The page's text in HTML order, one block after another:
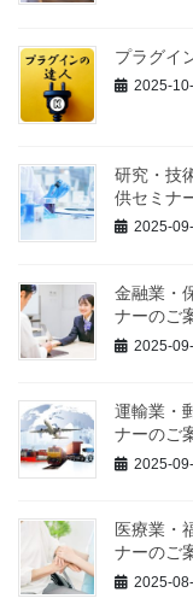
プラグイ
2025-
研究・技
供セミナ
2025-
金融業・
ナーのご
2025-
運輸業・
ナーのご
2025-
医療業・
ナーのご
2025-